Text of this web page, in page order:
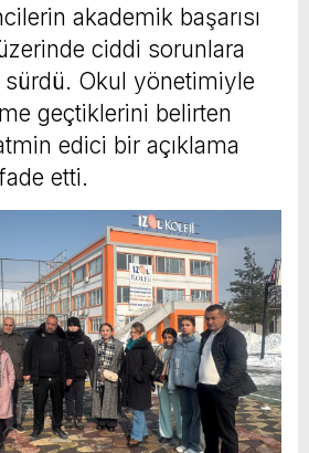
akademik başarısı
ciddi sorunlara
sürdü. Okul yönetimiyle
geçtiklerini belirten
edici bir açıklama
etti.